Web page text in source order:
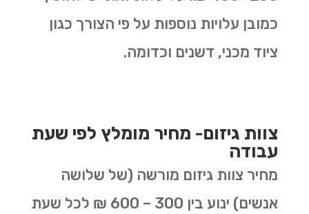
כמובן עלויות נוספות על פי הצורך כגון
ציוד מכני, דשנים וכדומה.
צוות גיזום- מחיר מומלץ לפי שעת
עבודה
מחיר צוות גיזום מורשה (של שלושה
אנשים) ינוע בין 300 – 600 ₪ לכל שעת